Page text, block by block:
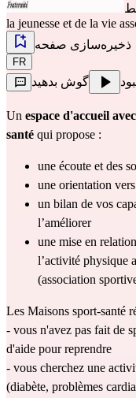
la jeunesse et de la vie
ذخیره‌سازی صفحه
FR
گوش بدهید
Un espace d'accueil
santé qui propose :
une écoute et des
une orientation
un bilan de vos
l’améliorer
une mise en
l’activité physique
(association
Les Maisons sport-santé
- vous n'avez pas fait de
d'aide pour reprendre
- vous cherchez une
(diabète, problèmes